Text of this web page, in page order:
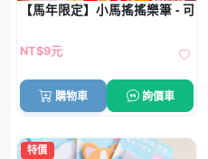
【馬年限定】小馬搖搖樂筆 - 可
NT$9元
購物車 詢價車
特價